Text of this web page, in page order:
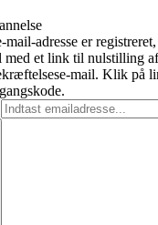
adresse er
med et link til nulstilling
mail. Klik på